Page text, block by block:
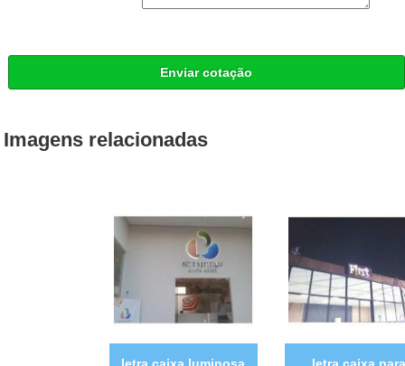
Enviar cotação
Imagens relacionadas